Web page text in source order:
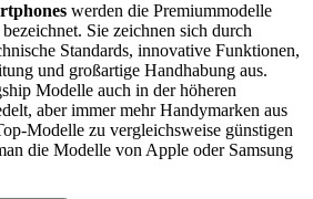
werden die Premiummodelle
Sie zeichnen sich durch
Standards, innovative Funktionen,
und großartige Handhabung aus.
Modelle auch in der höheren
aber immer mehr Handymarken aus
Modelle zu vergleichsweise günstigen
die Modelle von Apple oder Samsung